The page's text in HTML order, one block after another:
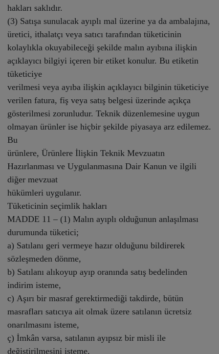
hakları saklıdır.
(3) Satışa sunulacak ayıplı mal üzerine ya da ambalajına,
üretici, ithalatçı veya satıcı tarafından tüketicinin
kolaylıkla okuyabileceği şekilde malın ayıbına ilişkin
açıklayıcı bilgiyi içeren bir etiket konulur. Bu etiketin
tüketiciye
verilmesi veya ayıba ilişkin açıklayıcı bilginin tüketiciye
verilen fatura, fiş veya satış belgesi üzerinde açıkça
gösterilmesi zorunludur. Teknik düzenlemesine uygun
olmayan ürünler ise hiçbir şekilde piyasaya arz edilemez.
Bu
ürünlere, Ürünlere İlişkin Teknik Mevzuatın
Hazırlanması ve Uygulanmasına Dair Kanun ve ilgili
diğer mevzuat
hükümleri uygulanır.
Tüketicinin seçimlik hakları
MADDE 11 – (1) Malın ayıplı olduğunun anlaşılması
durumunda tüketici;
a) Satılanı geri vermeye hazır olduğunu bildirerek
sözleşmeden dönme,
b) Satılanı alıkoyup ayıp oranında satış bedelinden
indirim isteme,
c) Aşırı bir masraf gerektirmediği takdirde, bütün
masrafları satıcıya ait olmak üzere satılanın ücretsiz
onarılmasını isteme,
ç) İmkân varsa, satılanın ayıpsız bir misli ile
değiştirilmesini isteme,